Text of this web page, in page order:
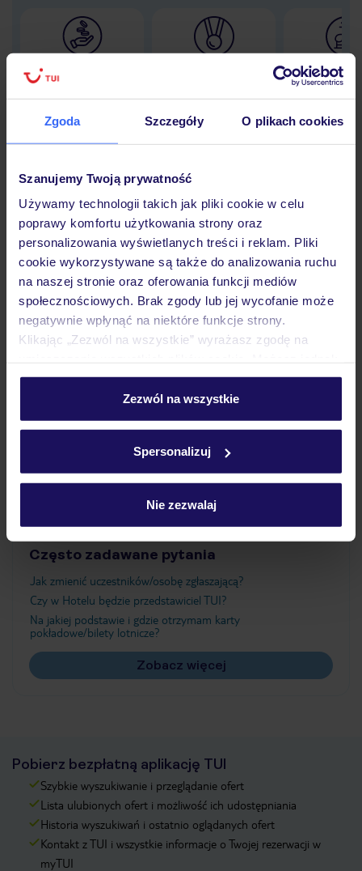
Zgoda Szczegóły O plikach cookies
Szanujemy Twoją prywatność
Używamy technologii takich jak pliki cookie w celu
poprawy komfortu użytkowania strony oraz
personalizowania wyświetlanych treści i reklam. Pliki
cookie wykorzystywane są także do analizowania ruchu
na naszej stronie oraz oferowania funkcji mediów
społecznościowych. Brak zgody lub jej wycofanie może
negatywnie wpłynąć na niektóre funkcje strony.
Klikając „Zezwól na wszystkie” wyrażasz zgodę na
personalizować swój wybór wchodząc w zakładkę
Szczegółowe informacje o plikach cookie znajdziesz
Zezwól na wszystkie
Spersonalizuj
Nie zezwalaj
30 lat w
Hotel
Opinie
Pokoje
Atrakcje
Ważne informacje
Często zadawane pytania
Jak zmienić uczestników/osobę zgłaszającą?
Czy w Hotelu będzie przedstawiciel TUI?
Na jakiej podstawie i gdzie otrzymam karty
pokładowe/bilety lotnicze?
Zobacz więcej
Pobierz bezpłatną aplikację TUI
Szybkie wyszukiwanie i przeglądanie ofert
Lista ulubionych ofert i możliwość ich udostępniania
Historia wyszukiwań i ostatnio oglądanych ofert
Kontakt z TUI i wszystkie informacje o Twojej rezerwacji w
myTUI